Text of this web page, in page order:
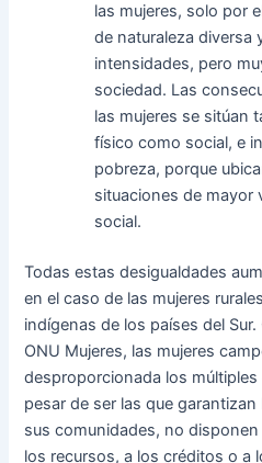
las mujeres, solo por
de naturaleza diversa
intensidades, pero
sociedad. Las
las mujeres se sitúan
físico como social, e
pobreza, porque
situaciones de mayor
social.
Todas estas desigualdades
en el caso de las mujeres
indígenas de los países del
ONU Mujeres, las mujeres
desproporcionada los
pesar de ser las que
sus comunidades, no
los recursos, a los créditos o a